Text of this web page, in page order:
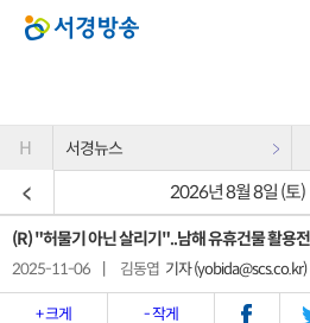
H 서경뉴스
2026년 8월 8일 (토)
(R) "허물기 아닌 살리기"..남해 유휴건물 활용
2025-11-06 김동엽 기자 (yobida@scs.co.kr)
+ 크게 - 작게